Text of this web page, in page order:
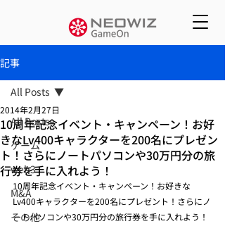
記事
All Posts
ゲーム
web3
M&A
その他
All Posts
10周年記念イベント・キャンペーン！お好
きなLv400キャラクターを200名にプレゼン
ト！さらにノートパソコンや30万円分の旅
行券を手に入れよう！
2014年2月27日
10周年記念イベント・キャンペーン！お好きな
Lv400キャラクターを200名にプレゼント！さらにノ
ートパソコンや30万円分の旅行券を手に入れよう！